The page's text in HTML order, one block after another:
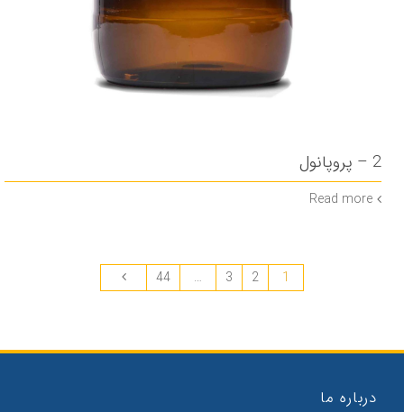
2 – پروپانول
Read more
1
2
3
…
44
درباره ما